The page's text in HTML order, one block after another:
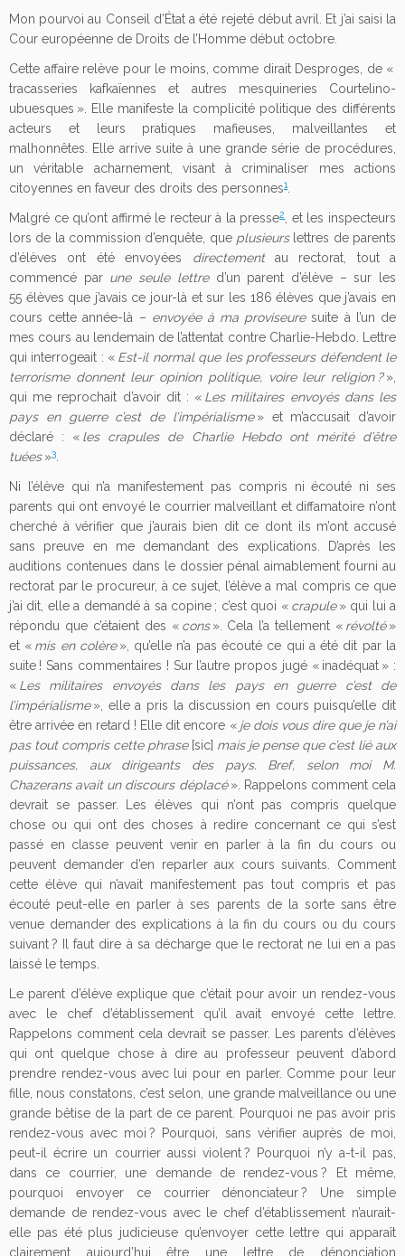
Mon pourvoi au Conseil d’État a été rejeté début avril. Et j’ai saisi la
Cour européenne de Droits de l’Homme début octobre.
Cette affaire relève pour le moins, comme dirait Desproges, de «
tracasseries kafkaïennes et autres mesquineries Courtelino-
ubuesques ». Elle manifeste la complicité politique des différents
acteurs et leurs pratiques mafieuses, malveillantes et
malhonnêtes. Elle arrive suite à une grande série de procédures,
un véritable acharnement, visant à criminaliser mes actions
citoyennes en faveur des droits des personnes1.
Malgré ce qu’ont affirmé le recteur à la presse2, et les inspecteurs
lors de la commission d’enquête, que plusieurslettres de parents
d’élèves ont été envoyées directementau rectorat, tout a
commencé par une seule lettred’un parent d’élève – sur les
55 élèves que j’avais ce jour-là et sur les 186 élèves que j’avais en
cours cette année-là – envoyée à ma proviseuresuite à l’un de
mes cours au lendemain de l’attentat contre Charlie-Hebdo. Lettre
qui interrogeait : « Est-il normal que les professeurs défendent le
terrorisme donnent leur opinion politique, voire leur religion ?»,
qui me reprochait d’avoir dit : « Les militaires envoyés dans les
pays en guerre c’est de l’impérialisme» et m’accusait d’avoir
déclaré : « les crapules de Charlie Hebdo ont mérité d’être
tuées»3
Ni l’élève qui n’a manifestement pas compris ni écouté ni ses
parents qui ont envoyé le courrier malveillant et diffamatoire n’ont
cherché à vérifier que j’aurais bien dit ce dont ils m’ont accusé
sans preuve en me demandant des explications. D’après les
auditions contenues dans le dossier pénal aimablement fourni au
rectorat par le procureur, à ce sujet, l’élève a mal compris ce que
j’ai dit, elle a demandé à sa copine ; c’est quoi « crapule» qui lui a
répondu que c’étaient des « cons». Cela l’a tellement « révolté»
et « mis en colère», qu’elle n’a pas écouté ce qui a été dit par la
suite ! Sans commentaires ! Sur l’autre propos jugé « inadéquat » :
« Les militaires envoyés dans les pays en guerre c’est de
l’impérialisme», elle a pris la discussion en cours puisqu’elle dit
être arrivée en retard ! Elle dit encore « je dois vous dire que je n’ai
pas tout compris cette phrase [sic] mais je pense que c’est lié aux
puissances, aux dirigeants des pays. Bref, selon moi M.
Chazerans avait un discours déplacé». Rappelons comment cela
devrait se passer. Les élèves qui n’ont pas compris quelque
chose ou qui ont des choses à redire concernant ce qui s’est
passé en classe peuvent venir en parler à la fin du cours ou
peuvent demander d’en reparler aux cours suivants. Comment
cette élève qui n’avait manifestement pas tout compris et pas
écouté peut-elle en parler à ses parents de la sorte sans être
venue demander des explications à la fin du cours ou du cours
suivant ? Il faut dire à sa décharge que le rectorat ne lui en a pas
laissé le temps.
Le parent d’élève explique que c’était pour avoir un rendez-vous
avec le chef d’établissement qu’il avait envoyé cette lettre.
Rappelons comment cela devrait se passer. Les parents d’élèves
qui ont quelque chose à dire au professeur peuvent d’abord
prendre rendez-vous avec lui pour en parler. Comme pour leur
fille, nous constatons, c’est selon, une grande malveillance ou une
grande bêtise de la part de ce parent. Pourquoi ne pas avoir pris
rendez-vous avec moi ? Pourquoi, sans vérifier auprès de moi,
peut-il écrire un courrier aussi violent ? Pourquoi n’y a-t-il pas,
dans ce courrier, une demande de rendez-vous ? Et même,
pourquoi envoyer ce courrier dénonciateur ? Une simple
demande de rendez-vous avec le chef d’établissement n’aurait-
elle pas été plus judicieuse qu’envoyer cette lettre qui apparaît
clairement aujourd’hui être une lettre de dénonciation